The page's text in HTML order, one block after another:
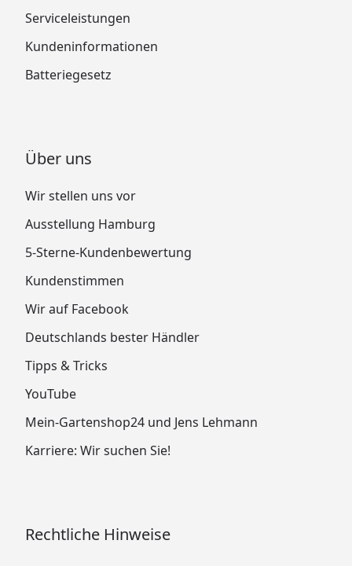
Serviceleistungen
Kundeninformationen
Batteriegesetz
Über uns
Wir stellen uns vor
Ausstellung Hamburg
5-Sterne-Kundenbewertung
Kundenstimmen
Wir auf Facebook
Deutschlands bester Händler
Tipps & Tricks
YouTube
Mein-Gartenshop24 und Jens Lehmann
Karriere: Wir suchen Sie!
Rechtliche Hinweise